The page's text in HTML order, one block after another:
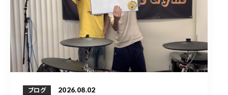
ブログ 2026.08.02